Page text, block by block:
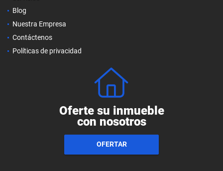
Blog
Nuestra Empresa
Contáctenos
Políticas de privacidad
Oferte su inmueble
con nosotros
OFERTAR